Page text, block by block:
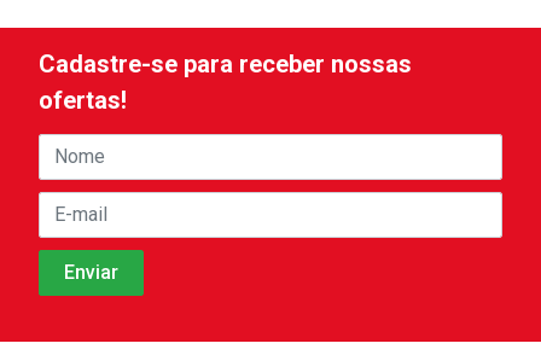
Cadastre-se para receber nossas
ofertas!